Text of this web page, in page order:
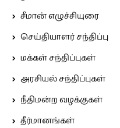
சீமான் எழுச்சியுரை
செய்தியாளர் சந்திப்பு
மக்கள் சந்திப்புகள்
அரசியல் சந்திப்புகள்
நீதிமன்ற வழக்குகள்
தீர்மானங்கள்